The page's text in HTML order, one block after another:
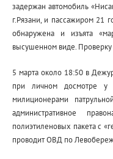
задержан автомобиль
г.Рязани, и пассажиром 21
обнаружена и изъята
высушенном виде.
5 марта около 18:50 в
при личном досмотре у
милиционерами
административное
полиэтиленовых пакета с
проводит ОВД по